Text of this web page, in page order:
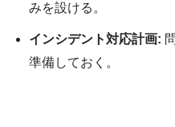
みを設ける。
インシデント対応計画:
準備しておく。